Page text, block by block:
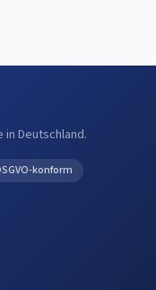
Deutschland.
konform